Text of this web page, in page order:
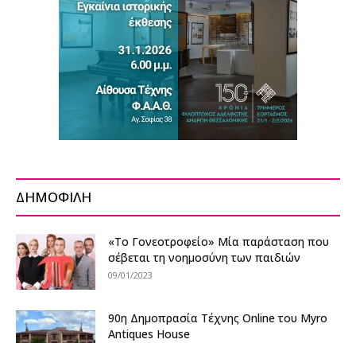
ΔΗΜΟΦΙΛΗ
«Το Γονεοτροφείο» Μία παράσταση που
σέβεται τη νοημοσύνη των παιδιών
09/01/2023
90η Δημοπρασία Τέχνης Online του Myro
Antiques House